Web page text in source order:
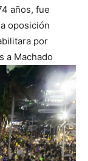
años, fue
oposición
por
a Machado